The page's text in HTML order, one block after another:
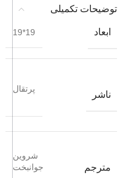
توضیحات تکمیلی
ابعاد 19*19
ناشر
پرتقال
مترجم
شروین
جوانبخت